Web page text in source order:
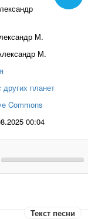
М.
М.
других планет
Commons
00:04
Текст песни